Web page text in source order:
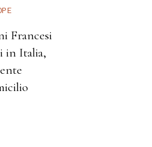
Francesi
in Italia,